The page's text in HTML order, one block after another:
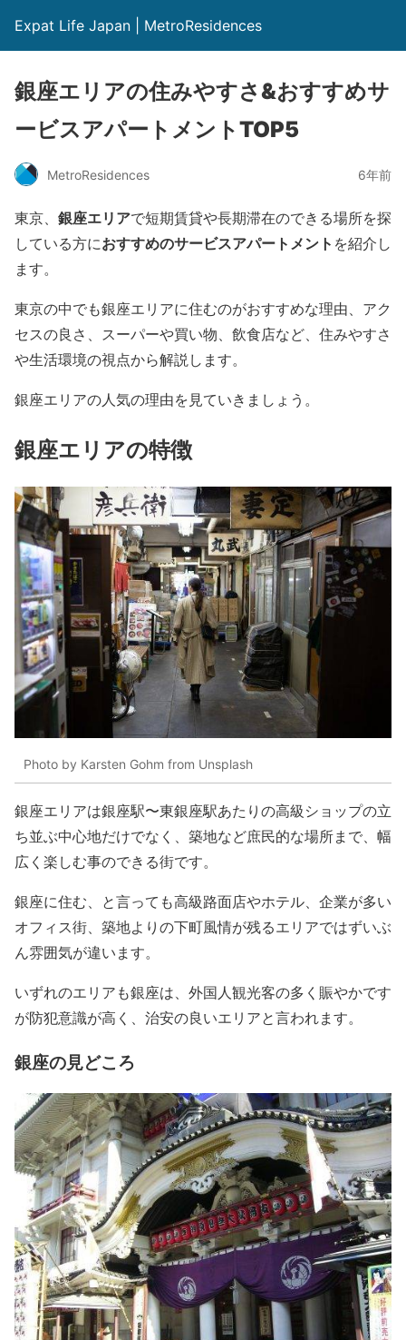
Expat Life Japan | MetroResidences
銀座エリアの住みやすさ&おすすめサ
ービスアパートメントTOP5
MetroResidences 6年前
東京、 銀座エリアで短期賃貸や長期滞在のできる場所を探
している方におすすめのサービスアパートメント を紹介し
ます。
東京の中でも銀座エリアに住むのがおすすめな理由、アク
セスの良さ、スーパーや買い物、飲食店など、住みやすさ
や生活環境の視点から解説します。
銀座エリアの人気の理由を見ていきましょう。
銀座エリアの特徴
Photo by Karsten Gohm from Unsplash
銀座エリアは銀座駅〜東銀座駅あたりの高級ショップの立
ち並ぶ中心地だけでなく、築地など庶民的な場所まで、幅
広く楽しむ事のできる街です。
銀座に住む、と言っても高級路面店やホテル、企業が多い
オフィス街、築地よりの下町風情が残るエリアではずいぶ
ん雰囲気が違います。
いずれのエリアも銀座は、外国人観光客の多く賑やかです
が防犯意識が高く、治安の良いエリアと言われます。
銀座の見どころ